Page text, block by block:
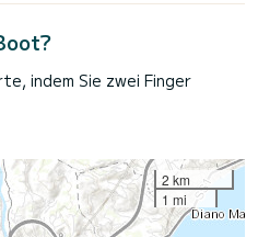
indem Sie zwei Finger
2 km
1 mi